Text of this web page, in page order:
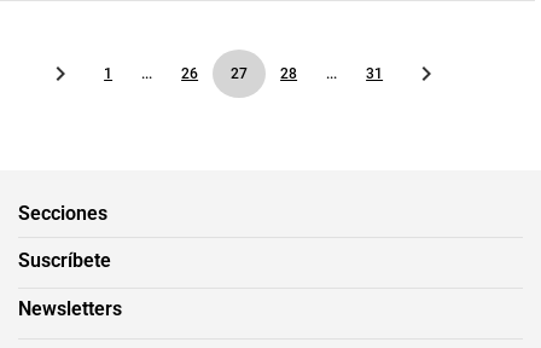
1 ... 26 27 28 ... 31
Secciones
Suscríbete
Newsletters